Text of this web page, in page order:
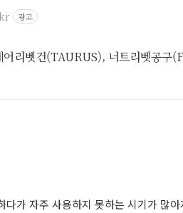
광고
리벳건(TAURUS), 너트리벳공구
다가 자주 사용하지 못하는 시기가 많